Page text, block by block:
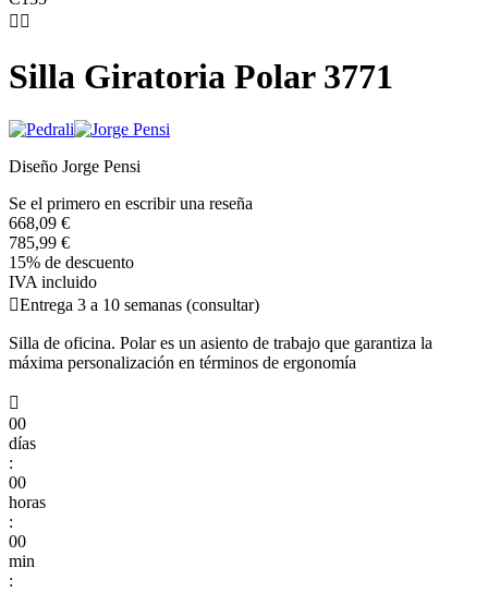
 
Silla Giratoria Polar 3771
Diseño Jorge Pensi
Se el primero en escribir una reseña
668,09 €
785,99 €
15% de descuento
IVA incluido
Entrega 3 a 10 semanas (consultar)
Silla de oficina. Polar es un asiento de trabajo que garantiza la
máxima personalización en términos de ergonomía

00
días
:
00
horas
:
00
min
: